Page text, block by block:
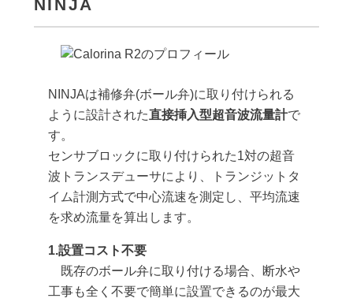
NINJA
NINJAは補修弁(ボール弁)に取り付けられる
ように設計された直接挿入型超音波流量計で
す。
センサブロックに取り付けられた1対の超音
波トランスデューサにより、トランジットタ
イム計測方式で中心流速を測定し、平均流速
を求め流量を算出します。
1.設置コスト不要
既存のボール弁に取り付ける場合、断水や
工事も全く不要で簡単に設置できるのが最大